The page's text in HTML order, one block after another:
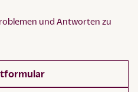
und Antworten zu